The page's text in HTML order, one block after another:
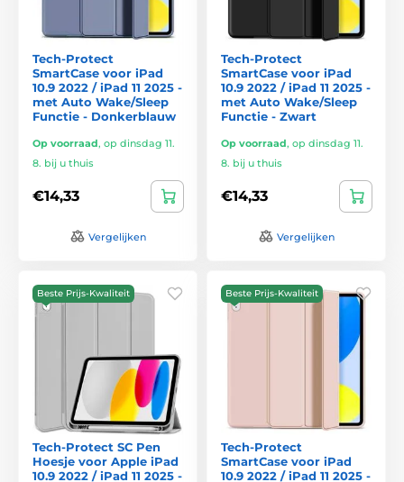
Tech-Protect
SmartCase voor iPad
10.9 2022 / iPad 11 2025 -
met Auto Wake/Sleep
Functie - Donkerblauw
Op voorraad, op dinsdag 11.
8. bij u thuis
€14,33
Vergelijken
Tech-Protect
SmartCase voor iPad
10.9 2022 / iPad 11 2025 -
met Auto Wake/Sleep
Functie - Zwart
Op voorraad, op dinsdag 11.
8. bij u thuis
€14,33
Vergelijken
Beste Prijs-Kwaliteit
Tech-Protect SC Pen
Hoesje voor Apple iPad
10.9 2022 / iPad 11 2025 -
Beste Prijs-Kwaliteit
Tech-Protect
SmartCase voor iPad
10.9 2022 / iPad 11 2025 -